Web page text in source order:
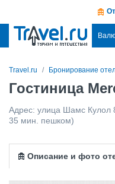
Travel.ru Бронирование
Гостиница
Адрес: улица Шамс Кулол
35 мин. пешком)
Описание и фото